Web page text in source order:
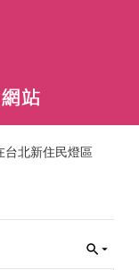
台北新住民燈區